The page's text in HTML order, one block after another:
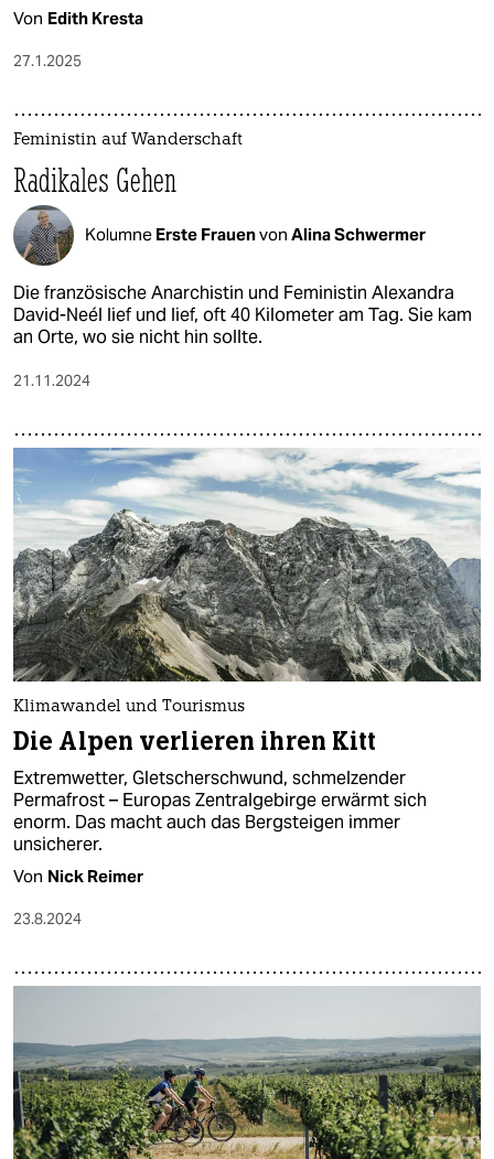
Von Edith Kresta
27.1.2025
Feministin auf Wanderschaft
Radikales Gehen
Kolumne Erste Frauenvon Alina Schwermer
Die französische Anarchistin und Feministin Alexandra
David-Neél lief und lief, oft 40 Kilometer am Tag. Sie kam
an Orte, wo sie nicht hin sollte.
21.11.2024
Klimawandel und Tourismus
Die Alpen verlieren ihren Kitt
Extremwetter, Gletscherschwund, schmelzender
Permafrost – Europas Zentralgebirge erwärmt sich
enorm. Das macht auch das Bergsteigen immer
unsicherer.
Von Nick Reimer
23.8.2024